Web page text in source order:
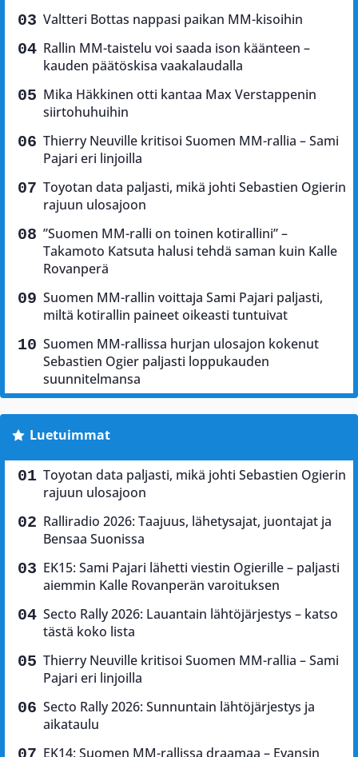
Valtteri Bottas nappasi paikan MM-kisoihin
Rallin MM-taistelu voi saada ison käänteen –
kauden päätöskisa vaakalaudalla
Mika Häkkinen otti kantaa Max Verstappenin
siirtohuhuihin
Thierry Neuville kritisoi Suomen MM-rallia – Sami
Pajari eri linjoilla
Toyotan data paljasti, mikä johti Sebastien Ogierin
rajuun ulosajoon
”Suomen MM-ralli on toinen kotirallini” –
Takamoto Katsuta halusi tehdä saman kuin Kalle
Rovanperä
Suomen MM-rallin voittaja Sami Pajari paljasti,
miltä kotirallin paineet oikeasti tuntuivat
Suomen MM-rallissa hurjan ulosajon kokenut
Sebastien Ogier paljasti loppukauden
suunnitelmansa
Luetuimmat
Toyotan data paljasti, mikä johti Sebastien Ogierin
rajuun ulosajoon
Ralliradio 2026: Taajuus, lähetysajat, juontajat ja
Bensaa Suonissa
EK15: Sami Pajari lähetti viestin Ogierille – paljasti
aiemmin Kalle Rovanperän varoituksen
Secto Rally 2026: Lauantain lähtöjärjestys – katso
tästä koko lista
Thierry Neuville kritisoi Suomen MM-rallia – Sami
Pajari eri linjoilla
Secto Rally 2026: Sunnuntain lähtöjärjestys ja
aikataulu
EK14: Suomen MM-rallissa draamaa – Evansin